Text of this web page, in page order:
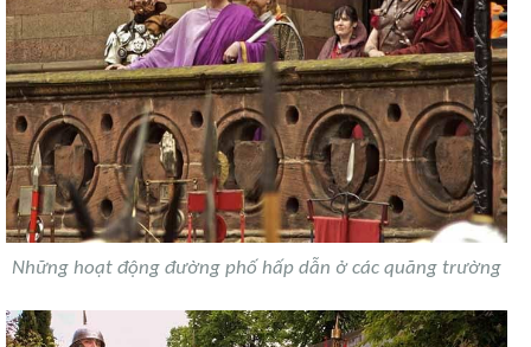
Những hoạt động đường phố hấp dẫn ở các quãng trường